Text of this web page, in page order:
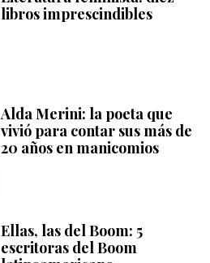
libros imprescindibles
Alda Merini: la poeta que
vivió para contar sus más de
20 años en manicomios
Ellas, las del Boom: 5
escritoras del Boom